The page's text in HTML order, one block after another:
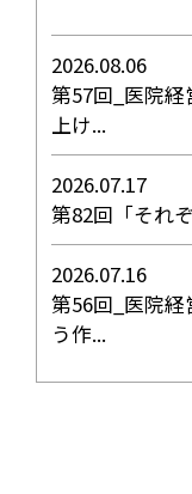
2026.08.06
第57回_医院
上け...
2026.07.17
第82回「それ
2026.07.16
第56回_医院
う作...